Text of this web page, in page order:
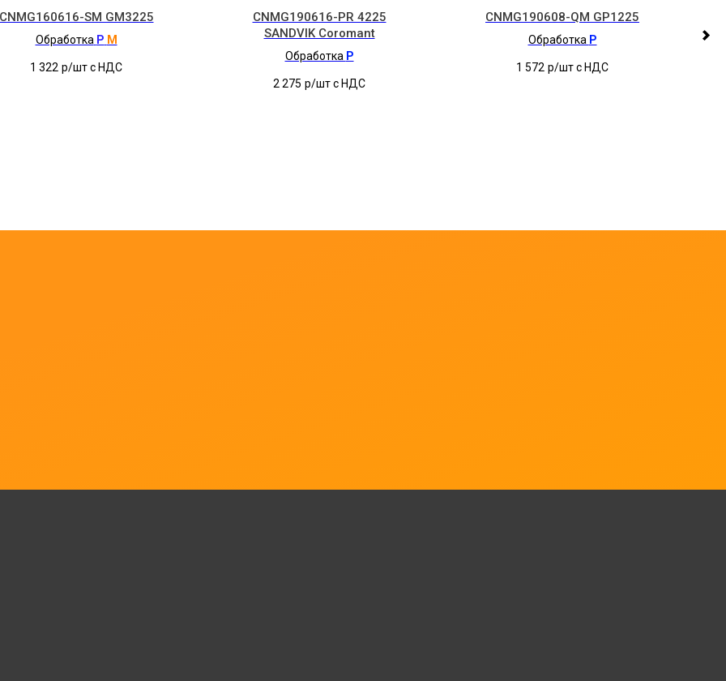
CNMG160616-SM GM3225
Обработка P M
1 322 р/шт c НДС
CNMG190616-PR 4225
SANDVIK Coromant
Обработка P
2 275 р/шт c НДС
CNMG190608-QM GP1225
Обработка P
1 572 р/шт c НДС